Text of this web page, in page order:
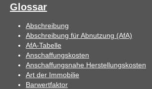
Glossar
Abschreibung
Abschreibung für Abnutzung (AfA)
AfA-Tabelle
Anschaffungskosten
Anschaffungsnahe Herstellungskosten
Art der Immobilie
Barwertfaktor